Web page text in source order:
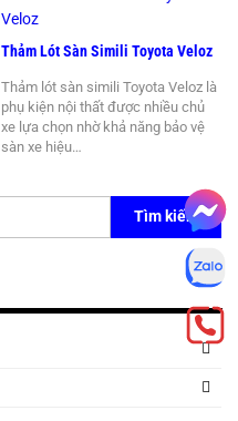
Thảm Lót Sàn Simili Toyota Veloz
Thảm lót sàn simili Toyota Veloz là
phụ kiện nội thất được nhiều chủ
xe lựa chọn nhờ khả năng bảo vệ
sàn xe hiệu…
Tìm kiếm